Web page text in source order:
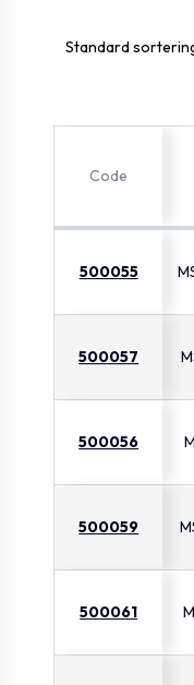
Code
500055
500057
500056
500059
500061